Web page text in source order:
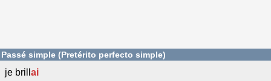
Passé simple (Pretérito perfecto simple)
je brill ai